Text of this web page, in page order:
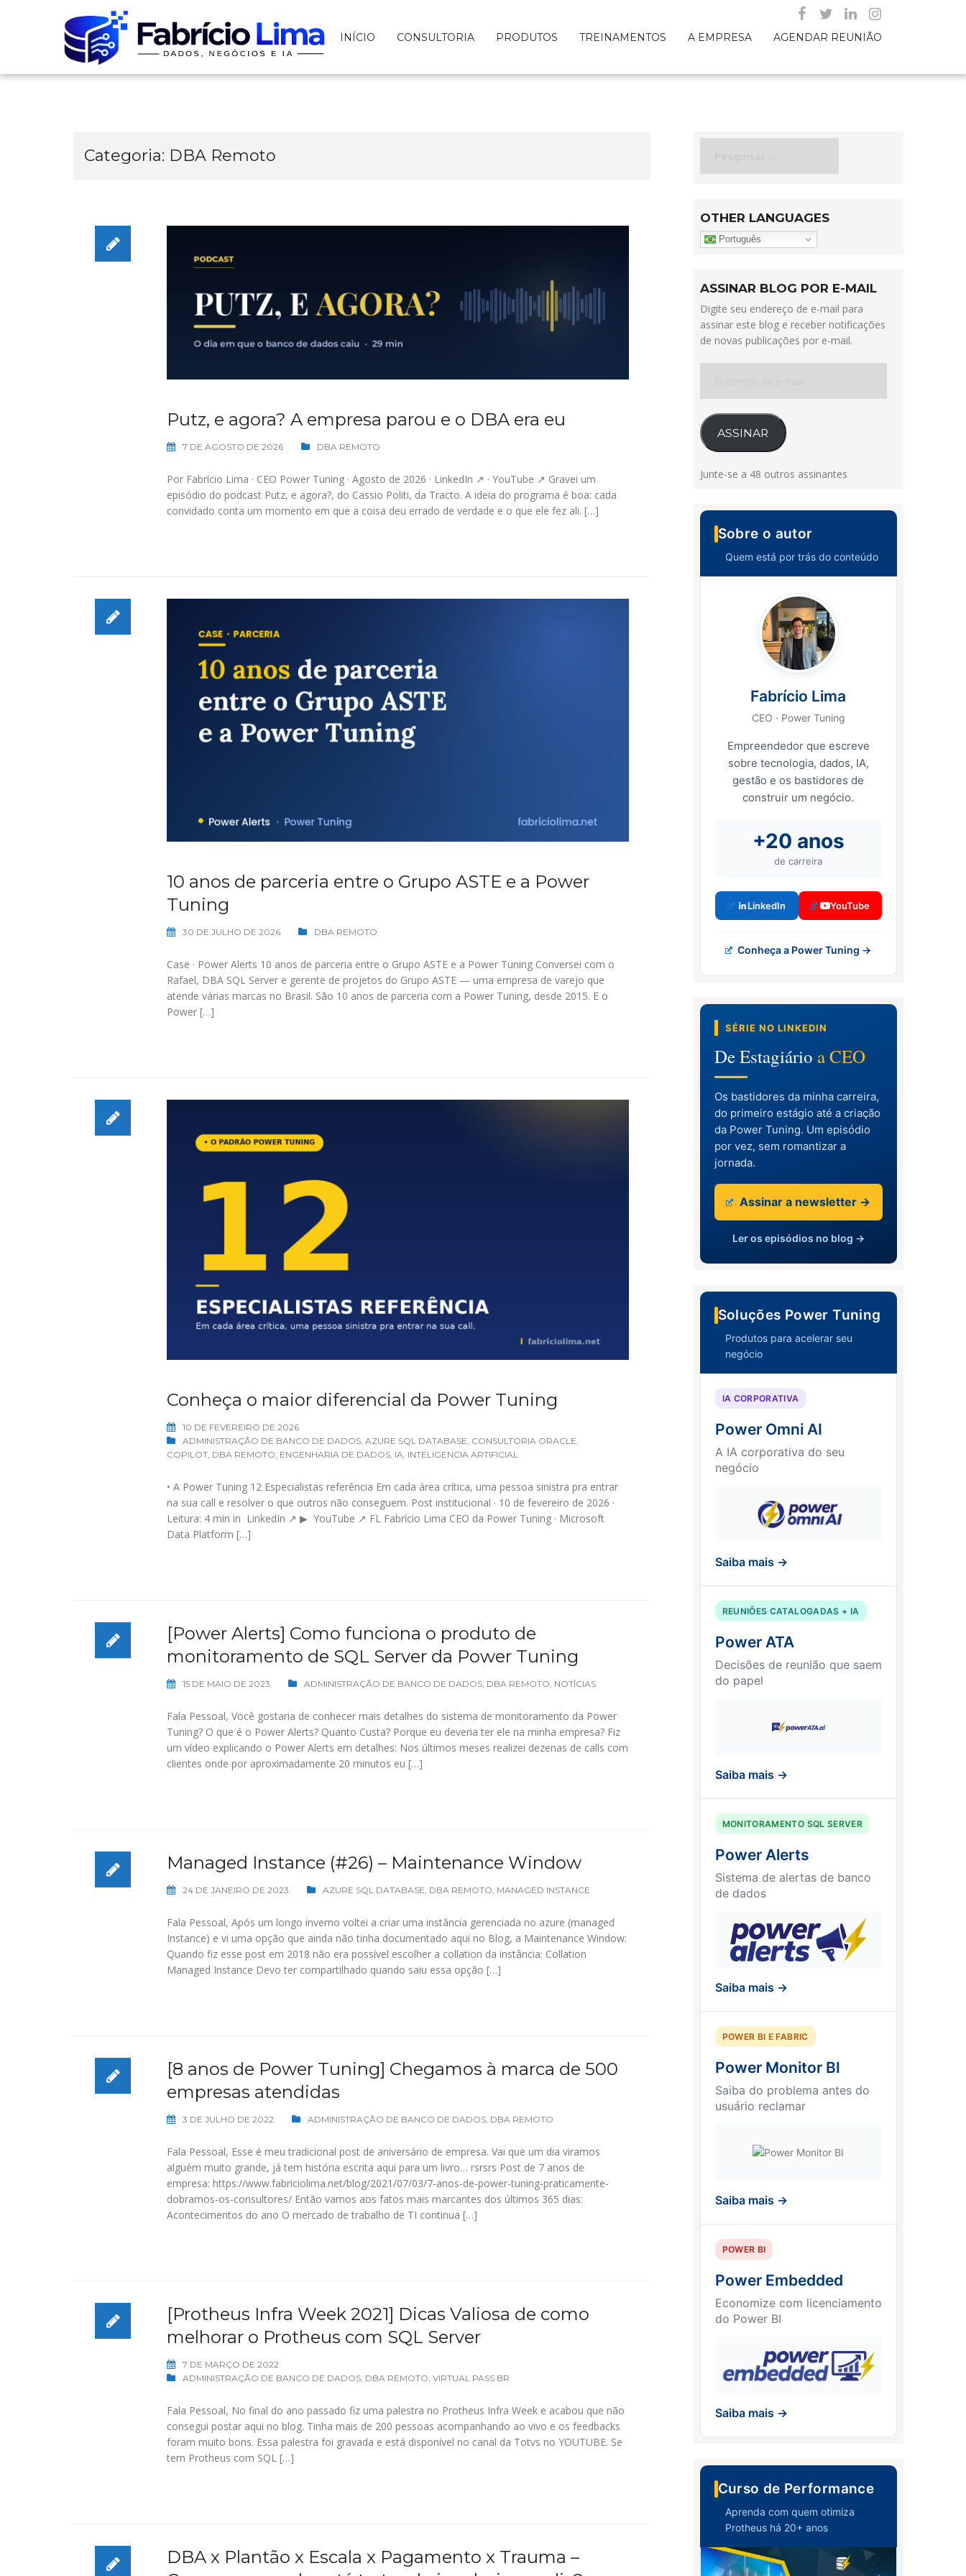
INÍCIO CONSULTORIA PRODUTOS TREINAMENTOS A EMPRESA AGENDAR REUNIÃO
Categoria: DBA Remoto
Putz, e agora? A empresa parou e o DBA era eu
7 DE AGOSTO DE 2026 DBA REMOTO
Por Fabrício Lima · CEO Power Tuning · Agosto de 2026 · LinkedIn ↗ · YouTube ↗ Gravei um
episódio do podcast Putz, e agora?, do Cassio Politi, da Tracto. A ideia do programa é boa: cada
convidado conta um momento em que a coisa deu errado de verdade e o que ele fez ali. […]
10 anos de parceria entre o Grupo ASTE e a Power
Tuning
30 DE JULHO DE 2026 DBA REMOTO
Case · Power Alerts 10 anos de parceria entre o Grupo ASTE e a Power Tuning Conversei com o
Rafael, DBA SQL Server e gerente de projetos do Grupo ASTE — uma empresa de varejo que
atende várias marcas no Brasil. São 10 anos de parceria com a Power Tuning, desde 2015. E o
Power […]
Conheça o maior diferencial da Power Tuning
10 DE FEVEREIRO DE 2026
ADMINISTRAÇÃO DE BANCO DE DADOS AZURE SQL DATABASE CONSULTORIA ORACLE
COPILOT DBA REMOTO ENGENHARIA DE DADOS IA INTELIGENCIA ARTIFICIAL
• A Power Tuning 12 Especialistas referência Em cada área crítica, uma pessoa sinistra pra entrar
na sua call e resolver o que outros não conseguem. Post institucional · 10 de fevereiro de 2026 ·
Leitura: 4 min in LinkedIn ↗ ▶ YouTube ↗ FL Fabrício Lima CEO da Power Tuning · Microsoft
Data Platform […]
[Power Alerts] Como funciona o produto de
monitoramento de SQL Server da Power Tuning
15 DE MAIO DE 2023 ADMINISTRAÇÃO DE BANCO DE DADOS DBA REMOTO NOTÍCIAS
Fala Pessoal, Você gostaria de conhecer mais detalhes do sistema de monitoramento da Power
Tuning? O que é o Power Alerts? Quanto Custa? Porque eu deveria ter ele na minha empresa? Fiz
um vídeo explicando o Power Alerts em detalhes: Nos últimos meses realizei dezenas de calls com
clientes onde por aproximadamente 20 minutos eu […]
Managed Instance (#26) – Maintenance Window
24 DE JANEIRO DE 2023 AZURE SQL DATABASE DBA REMOTO MANAGED INSTANCE
Fala Pessoal, Após um longo inverno voltei a criar uma instância gerenciada no azure (managed
Instance) e vi uma opção que ainda não tinha documentado aqui no Blog, a Maintenance Window:
Quando fiz esse post em 2018 não era possível escolher a collation da instância: Collation
Managed Instance Devo ter compartilhado quando saiu essa opção […]
[8 anos de Power Tuning] Chegamos à marca de 500
empresas atendidas
3 DE JULHO DE 2022 ADMINISTRAÇÃO DE BANCO DE DADOS DBA REMOTO
Fala Pessoal, Esse é meu tradicional post de aniversário de empresa. Vai que um dia viramos
alguém muito grande, já tem história escrita aqui para um livro… rsrsrs Post de 7 anos de
empresa: https://www.fabriciolima.net/blog/2021/07/03/7-anos-de-power-tuning-praticamente-
dobramos-os-consultores/ Então vamos aos fatos mais marcantes dos últimos 365 dias:
Acontecimentos do ano O mercado de trabalho de TI continua […]
[Protheus Infra Week 2021] Dicas Valiosa de como
melhorar o Protheus com SQL Server
7 DE MARÇO DE 2022
ADMINISTRAÇÃO DE BANCO DE DADOS DBA REMOTO VIRTUAL PASS BR
Fala Pessoal, No final do ano passado fiz uma palestra no Protheus Infra Week e acabou que não
consegui postar aqui no blog. Tinha mais de 200 pessoas acompanhando ao vivo e os feedbacks
foram muito bons. Essa palestra foi gravada e está disponível no canal da Totvs no YOUTUBE. Se
tem Protheus com SQL […]
DBA x Plantão x Escala x Pagamento x Trauma –
OTHER LANGUAGES
Português
ASSINAR BLOG POR E-MAIL
Digite seu endereço de e-mail para
assinar este blog e receber notificações
de novas publicações por e-mail.
e-
mail
ASSINAR
Junte-se a 48 outros assinantes
Sobre o autor
Quem está por trás do conteúdo
Fabrício Lima
CEO · Power Tuning
Empreendedor que escreve
sobre tecnologia, dados, IA,
gestão e os bastidores de
construir um negócio.
+20 anos
de carreira
LinkedIn YouTube
Conheça a Power Tuning →
SÉRIE NO LINKEDIN
De Estagiário a CEO
Os bastidores da minha carreira,
do primeiro estágio até a criação
da Power Tuning. Um episódio
por vez, sem romantizar a
jornada.
Assinar a newsletter →
Ler os episódios no blog →
Soluções Power Tuning
Produtos para acelerar seu
negócio
IA CORPORATIVA
Power Omni AI
A IA corporativa do seu
negócio
Saiba mais →
REUNIÕES CATALOGADAS + IA
Power ATA
Decisões de reunião que saem
do papel
Saiba mais →
MONITORAMENTO SQL SERVER
Power Alerts
Sistema de alertas de banco
de dados
Saiba mais →
POWER BI E FABRIC
Power Monitor BI
Saiba do problema antes do
usuário reclamar
Saiba mais →
POWER BI
Power Embedded
Economize com licenciamento
do Power BI
Saiba mais →
Curso de Performance
Aprenda com quem otimiza
Protheus há 20+ anos